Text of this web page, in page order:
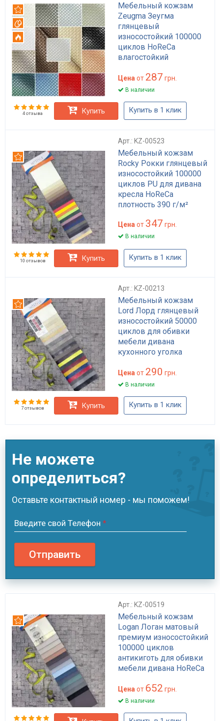
Мебельный кожзам
Zeugma Зеугма
глянцевый
износостойкий 100000
циклов HoReCa
влагостойкий
мебели и сумок черный
бежевый
Рекомендуем
Вотерпруф
Огнестойкий
Цена от 287 грн.
В наличии
4 отзыва Купить Купить в 1 клик
Арт.: KZ-00523
Мебельный кожзам
Rocky Рокки глянцевый
износостойкий 100000
циклов PU для дивана
кресла HoReCa
плотность 390 г/м²
Рекомендуем
Цена от 347 грн.
В наличии
10 отзывов Купить Купить в 1 клик
Арт.: KZ-00213
Мебельный кожзам
Lord Лорд глянцевый
износостойкий 50000
циклов для обивки
мебели дивана
кухонного уголка
цветов
Рекомендуем
Цена от 290 грн.
В наличии
7 отзывов Купить Купить в 1 клик
Не можете
определиться?
Оставьте контактный номер - мы поможем!
Введите свой Телефон *
Отправить
Арт.: KZ-00519
Мебельный кожзам
Logan Логан матовый
премиум износостойкий
100000 циклов
антикиготь для обивки
мебели дивана HoReCa
470 г/м²
Рекомендуем
Цена от 652 грн.
В наличии